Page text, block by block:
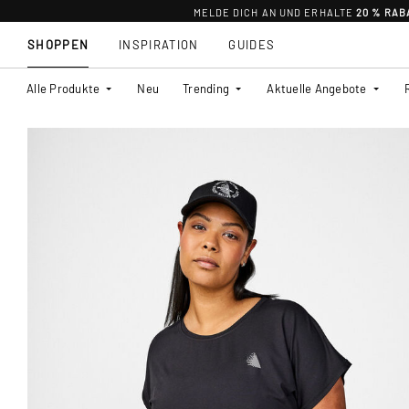
MELDE DICH AN UND ERHALTE20 %
SHOPPEN
Alle Produkte Neu Trending Aktuelle Angebote
INSPIRATION GUIDES